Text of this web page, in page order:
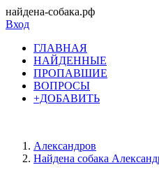
найдена-собака.рф
Вход
ГЛАВНАЯ
НАЙДЕННЫЕ
ПРОПАВШИЕ
ВОПРОСЫ
+ДОБАВИТЬ
Александров
Найдена собака